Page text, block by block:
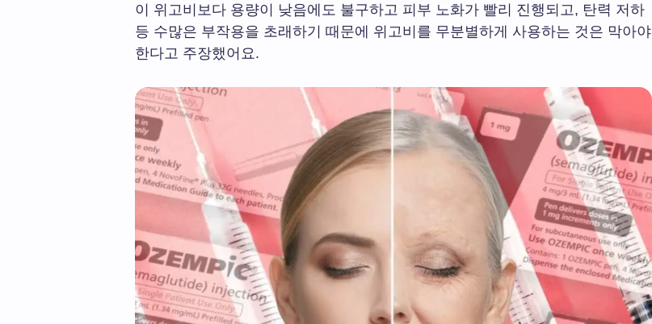
이 위고비보다 용량이 낮음에도 불구하고 피부 노화가 빨리 진행되고, 탄력 저하
등 수많은 부작용을 초래하기 때문에 위고비를 무분별하게 사용하는 것은 막아야
한다고 주장했어요.